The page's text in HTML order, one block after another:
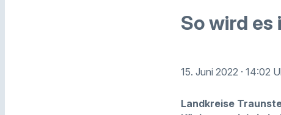
So wird
15. Juni 2022 · 14:02
Landkreise